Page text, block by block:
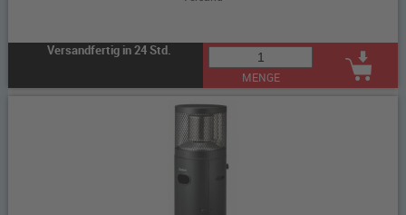
Versandfertig in 24 Std.
MENGE